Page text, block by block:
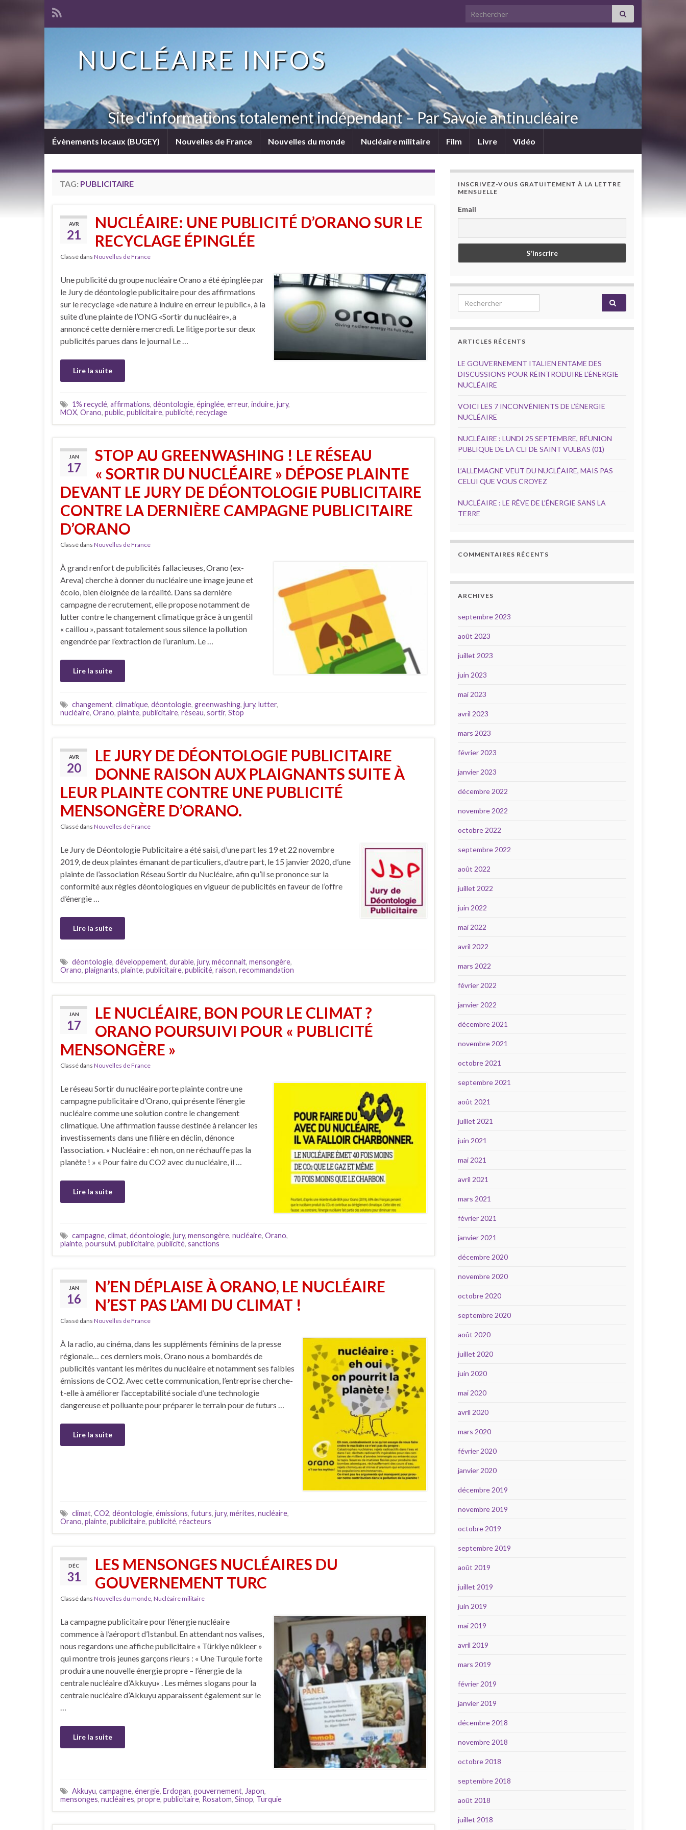
Search for:
NUCLÉAIRE INFOS
Site d'informations totalement indépendant – Par Savoie antinucléaire
Évènements locaux (BUGEY) Nouvelles de France Nouvelles du monde Nucléaire militaire Film Livre Vidéo
TAG: PUBLICITAIRE
AVR
21
NUCLÉAIRE: UNE PUBLICITÉ D’ORANO SUR LE
RECYCLAGE ÉPINGLÉE
Classé dans Nouvelles de France
Une publicité du groupe nucléaire Orano a été épinglée par
le Jury de déontologie publicitaire pour des affirmations
sur le recyclage «de nature à induire en erreur le public», à la
suite d’une plainte de l’ONG «Sortir du nucléaire», a
annoncé cette dernière mercredi. Le litige porte sur deux
publicités parues dans le journal Le …
Lire la suite
1% recyclé, affirmations, déontologie, épinglée, erreur, induire, jury,
MOX, Orano, public, publicitaire, publicité, recyclage
JAN
17
STOP AU GREENWASHING ! LE RÉSEAU
« SORTIR DU NUCLÉAIRE » DÉPOSE PLAINTE
DEVANT LE JURY DE DÉONTOLOGIE PUBLICITAIRE
CONTRE LA DERNIÈRE CAMPAGNE PUBLICITAIRE
D’ORANO
Classé dans Nouvelles de France
À grand renfort de publicités fallacieuses, Orano (ex-
Areva) cherche à donner du nucléaire une image jeune et
écolo, bien éloignée de la réalité. Dans sa dernière
campagne de recrutement, elle propose notamment de
lutter contre le changement climatique grâce à un gentil
« caillou », passant totalement sous silence la pollution
engendrée par l’extraction de l’uranium. Le …
Lire la suite
changement, climatique, déontologie, greenwashing, jury, lutter,
nucléaire, Orano, plainte, publicitaire, réseau, sortir, Stop
AVR
20
LE JURY DE DÉONTOLOGIE PUBLICITAIRE
DONNE RAISON AUX PLAIGNANTS SUITE À
LEUR PLAINTE CONTRE UNE PUBLICITÉ
MENSONGÈRE D’ORANO.
Classé dans Nouvelles de France
Le Jury de Déontologie Publicitaire a été saisi, d’une part les 19 et 22 novembre
2019, de deux plaintes émanant de particuliers, d’autre part, le 15 janvier 2020, d’une
plainte de l’association Réseau Sortir du Nucléaire, afin qu’il se prononce sur la
conformité aux règles déontologiques en vigueur de publicités en faveur de l’offre
d’énergie …
Lire la suite
déontologie, développement, durable, jury, méconnait, mensongère,
Orano, plaignants, plainte, publicitaire, publicité, raison, recommandation
JAN
17
LE NUCLÉAIRE, BON POUR LE CLIMAT ?
ORANO POURSUIVI POUR « PUBLICITÉ
MENSONGÈRE »
Classé dans Nouvelles de France
Le réseau Sortir du nucléaire porte plainte contre une
campagne publicitaire d’Orano, qui présente l’énergie
nucléaire comme une solution contre le changement
climatique. Une affirmation fausse destinée à relancer les
investissements dans une filière en déclin, dénonce
l’association. « Nucléaire : eh non, on ne réchauffe pas la
planète ! » « Pour faire du CO2 avec du nucléaire, il …
Lire la suite
campagne, climat, déontologie, jury, mensongère, nucléaire, Orano,
plainte, poursuivi, publicitaire, publicité, sanctions
JAN
16
N’EN DÉPLAISE À ORANO, LE NUCLÉAIRE
N’EST PAS L’AMI DU CLIMAT !
Classé dans Nouvelles de France
À la radio, au cinéma, dans les suppléments féminins de la presse
régionale… ces derniers mois, Orano nous a bombardés de
publicités vantant les mérites du nucléaire et notamment ses faibles
émissions de CO2. Avec cette communication, l’entreprise cherche-
t-elle à améliorer l’acceptabilité sociale d’une technologie
dangereuse et polluante pour préparer le terrain pour de futurs …
Lire la suite
climat, CO2, déontologie, émissions, futurs, jury, mérites, nucléaire,
Orano, plainte, publicitaire, publicité, réacteurs
DÉC
31
LES MENSONGES NUCLÉAIRES DU
GOUVERNEMENT TURC
Classé dans Nouvelles du monde Nucléaire militaire
La campagne publicitaire pour l’énergie nucléaire
commence à l’aéroport d’Istanbul. En attendant nos valises,
nous regardons une affiche publicitaire « Türkiye nükleer »
qui montre trois jeunes garçons rieurs : « Une Turquie forte
produira une nouvelle énergie propre – l’énergie de la
centrale nucléaire d’Akkuyu« . Les mêmes slogans pour la
centrale nucléaire d’Akkuyu apparaissent également sur le
Lire la suite
Akkuyu, campagne, énergie, Erdogan, gouvernement, Japon,
mensonges, nucléaires, propre, publicitaire, Rosatom, Sinop, Turquie
INSCRIVEZ-VOUS GRATUITEMENT À LA LETTRE
MENSUELLE
Email
Search for:
ARTICLES RÉCENTS
LE GOUVERNEMENT ITALIEN ENTAME DES
DISCUSSIONS POUR RÉINTRODUIRE L’ÉNERGIE
NUCLÉAIRE
VOICI LES 7 INCONVÉNIENTS DE L’ÉNERGIE
NUCLÉAIRE
NUCLÉAIRE : LUNDI 25 SEPTEMBRE, RÉUNION
PUBLIQUE DE LA CLI DE SAINT VULBAS (01)
L’ALLEMAGNE VEUT DU NUCLÉAIRE, MAIS PAS
CELUI QUE VOUS CROYEZ
NUCLÉAIRE : LE RÊVE DE L’ÉNERGIE SANS LA
TERRE
COMMENTAIRES RÉCENTS
ARCHIVES
septembre 2023
août 2023
juillet 2023
juin 2023
mai 2023
avril 2023
mars 2023
février 2023
janvier 2023
décembre 2022
novembre 2022
octobre 2022
septembre 2022
août 2022
juillet 2022
juin 2022
mai 2022
avril 2022
mars 2022
février 2022
janvier 2022
décembre 2021
novembre 2021
octobre 2021
septembre 2021
août 2021
juillet 2021
juin 2021
mai 2021
avril 2021
mars 2021
février 2021
janvier 2021
décembre 2020
novembre 2020
octobre 2020
septembre 2020
août 2020
juillet 2020
juin 2020
mai 2020
avril 2020
mars 2020
février 2020
janvier 2020
décembre 2019
novembre 2019
octobre 2019
septembre 2019
août 2019
juillet 2019
juin 2019
mai 2019
avril 2019
mars 2019
février 2019
janvier 2019
décembre 2018
novembre 2018
octobre 2018
septembre 2018
août 2018
juillet 2018